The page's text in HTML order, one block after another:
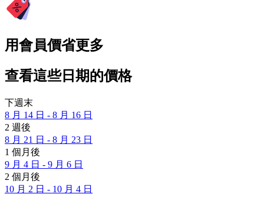
用會員價省更多
查看這些日期的價格
下週末
8 月 14 日 - 8 月 16 日
2 週後
8 月 21 日 - 8 月 23 日
1 個月後
9 月 4 日 - 9 月 6 日
2 個月後
10 月 2 日 - 10 月 4 日